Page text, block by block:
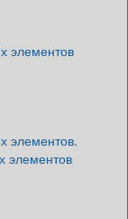
элементов
элементов.
элементов